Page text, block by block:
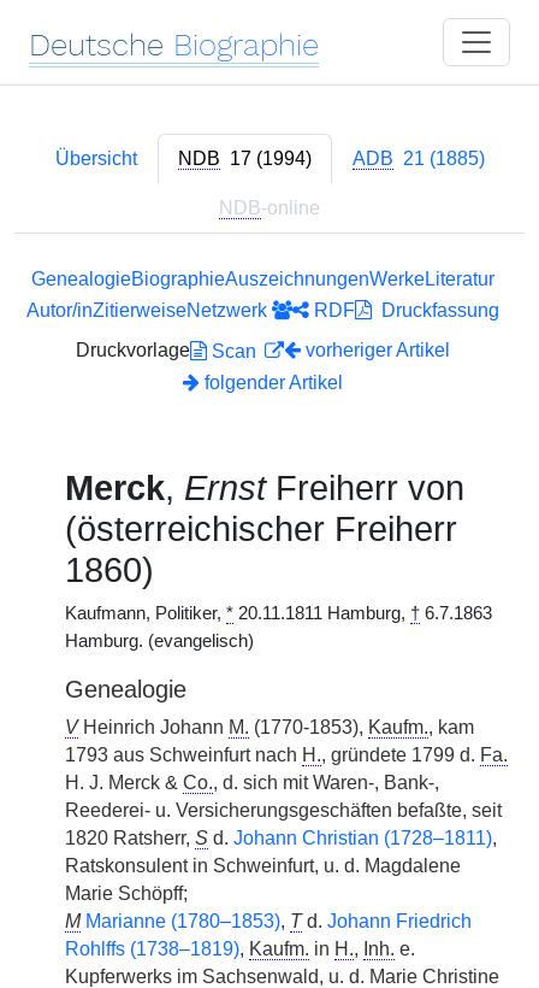
Deutsche Biographie
Übersicht NDB 17 (1994) ADB 21 (1885)
NDB-online
GenealogieBiographieAuszeichnungenWerkeLiteratur
Autor/inZitierweiseNetzwerk RDF
Druckfassung
Druckvorlage
Scan
vorheriger Artikel
folgender Artikel
Merck, ErnstFreiherr von
(österreichischer Freiherr
1860)
Kaufmann, Politiker, * 20.11.1811 Hamburg, † 6.7.1863
Hamburg. (evangelisch)
Genealogie
VHeinrich Johann M. (1770-1853), Kaufm., kam
1793 aus Schweinfurt nach H., gründete 1799 d. Fa.
H. J. Merck & Co., d. sich mit Waren-, Bank-,
Reederei- u. Versicherungsgeschäften befaßte, seit
1820 Ratsherr, S d. Johann Christian (1728–1811),
Ratskonsulent in Schweinfurt, u. d. Magdalene
Marie Schöpff;
M Marianne (1780–1853), Td. Johann Friedrich
Rohlffs (1738–1819), Kaufm. in H., Inh. e.
Kupferwerks im Sachsenwald, u. d. Marie Christine